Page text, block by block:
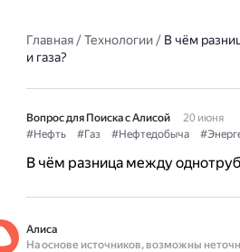
Главная/Технологии/ В чём
и газа?
Вопрос для Поиска с Алисой
20 июня
#Нефть
#Газ #Нефтедобыча
В чём разница между
Алиса
На основе источников, возможны